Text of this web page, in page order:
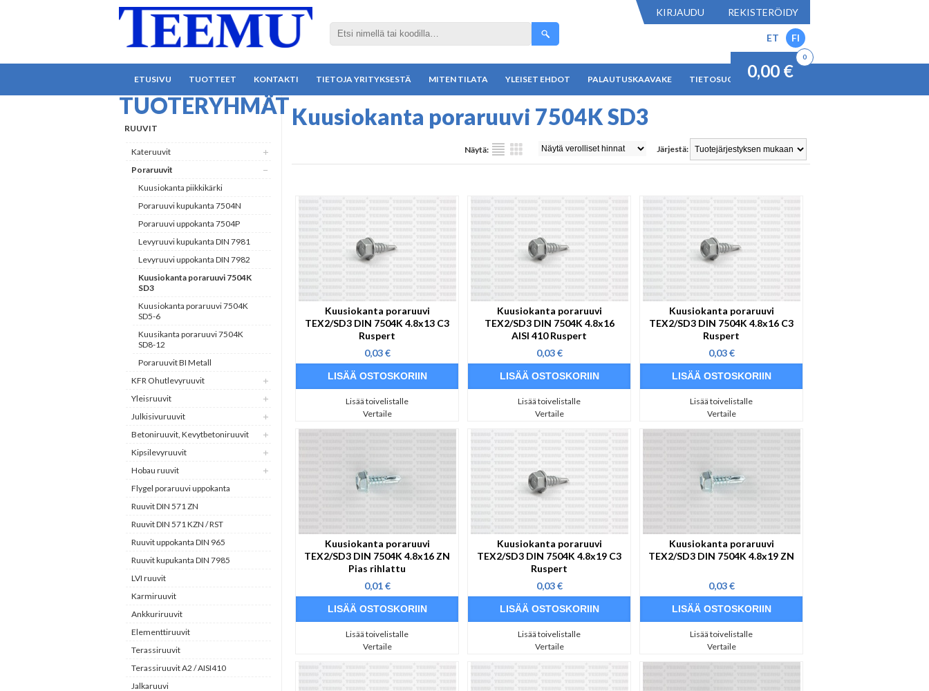
KIRJAUDU REKISTERÖIDY
ET FI
0,00 €
0
ETUSIVU TUOTTEET KONTAKTI TIETOJA YRITYKSESTÄ MITEN TILATA YLEISET EHDOT PALAUTUSKAAVAKE TIETOSUOJAKÄYTÄNTÖ
TUOTERYHMÄT
RUUVIT
Kateruuvit
Poraruuvit
Kuusiokanta piikkikärki
Poraruuvi kupukanta 7504N
Poraruuvi uppokanta 7504P
Levyruuvi kupukanta DIN 7981
Levyruuvi uppokanta DIN 7982
Kuusiokanta poraruuvi 7504K
SD3
Kuusiokanta poraruuvi 7504K
SD5-6
Kuusikanta poraruuvi 7504K
SD8-12
Poraruuvit BI Metall
KFR Ohutlevyruuvit
Yleisruuvit
Julkisivuruuvit
Betoniruuvit, Kevytbetoniruuvit
Kipsilevyruuvit
Hobau ruuvit
Flygel poraruuvi uppokanta
Ruuvit DIN 571 ZN
Ruuvit DIN 571 KZN / RST
Ruuvit uppokanta DIN 965
Ruuvit kupukanta DIN 7985
LVI ruuvit
Karmiruuvit
Ankkuriruuvit
Elementtiruuvit
Terassiruuvit
Terassiruuvit A2 / AISI410
Jalkaruuvi
Kuusiokanta poraruuvi 7504K SD3
Järjestä:
Näytä:
Kuusiokanta poraruuvi
TEX2/SD3 DIN 7504K 4.8x13 C3
Ruspert
0,03 €
Lisää toivelistalle
Vertaile
Kuusiokanta poraruuvi
TEX2/SD3 DIN 7504K 4.8x16
AISI 410 Ruspert
0,03 €
Lisää toivelistalle
Vertaile
Kuusiokanta poraruuvi
TEX2/SD3 DIN 7504K 4.8x16 C3
Ruspert
0,03 €
Lisää toivelistalle
Vertaile
Kuusiokanta poraruuvi
TEX2/SD3 DIN 7504K 4.8x16 ZN
Pias rihlattu
0,01 €
Lisää toivelistalle
Vertaile
Kuusiokanta poraruuvi
TEX2/SD3 DIN 7504K 4.8x19 C3
Ruspert
0,03 €
Lisää toivelistalle
Vertaile
Kuusiokanta poraruuvi
TEX2/SD3 DIN 7504K 4.8x19 ZN
0,03 €
Lisää toivelistalle
Vertaile